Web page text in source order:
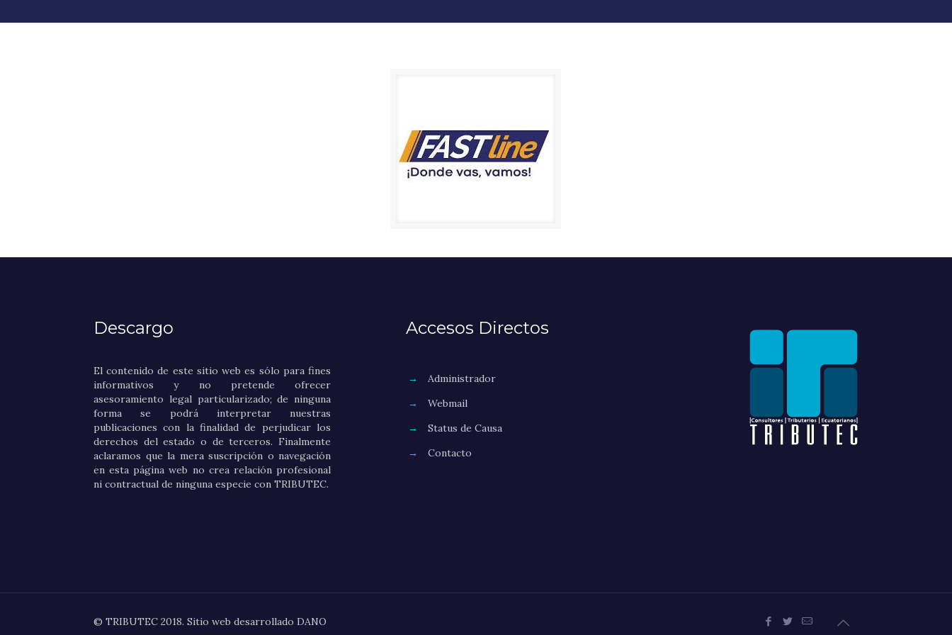
Descargo
El contenido de este sitio web es sólo para fines
informativos y no pretende ofrecer
asesoramiento legal particularizado; de ninguna
forma se podrá interpretar nuestras
publicaciones con la finalidad de perjudicar los
derechos del estado o de terceros. Finalmente
aclaramos que la mera suscripción o navegación
en esta página web no crea relación profesional
ni contractual de ninguna especie con TRIBUTEC.
Accesos Directos
→
Administrador
→
Webmail
→
Status de Causa
→
Contacto
© TRIBUTEC 2018. Sitio web desarrolladoDANO